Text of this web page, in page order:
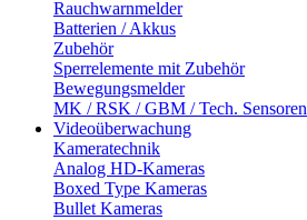
Rauchwarnmelder
Batterien / Akkus
Zubehör
Sperrelemente mit Zubehör
Bewegungsmelder
MK / RSK / GBM / Tech. Sensoren
Videoüberwachung
Kameratechnik
Analog HD-Kameras
Boxed Type Kameras
Bullet Kameras